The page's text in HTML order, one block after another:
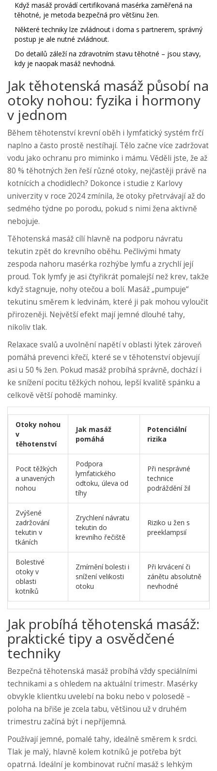
Když masáž provádí certifikovaná masérka zaměřená na
těhotné, je metoda bezpečná pro většinu žen.
Některé techniky lze zvládnout i doma s partnerem, správný
postup je ale nutné zvládnout.
Do detailů záleží na zdravotním stavu těhotné – jsou stavy,
kdy je naopak masáž nevhodná.
Jak těhotenská masáž působí na
otoky nohou: fyzika i hormony
v jednom
Během těhotenství krevní oběh i lymfatický systém frčí
naplno a často prostě nestíhají. Tělo začne více zadržovat
vodu jako ochranu pro miminko i mámu. Věděli jste, že až
80 % těhotných žen řeší různé otoky, nejčastěji právě na
kotnících a chodidlech? Dokonce i studie z Karlovy
univerzity v roce 2024 zmínila, že otoky přetrvávají až do
sedmého týdne po porodu, pokud s nimi žena aktivně
nebojuje.
Těhotenská masáž cílí hlavně na podporu návratu
tekutin zpět do krevního oběhu. Pečlivými hmaty
zespoda nahoru masérka rozhýbe lymfu a zrychlí její
proud. Tok lymfy je asi čtyřikrát pomalejší než krev, takže
když stagnuje, nohy otečou a bolí. Masáž „pumpuje“
tekutinu směrem k ledvinám, které ji pak mohou vyloučit
přirozeněji. Největší efekt mají jemné dlouhé tahy,
nikoliv tlak.
Relaxace svalů a uvolnění napětí v oblasti lýtek zároveň
pomáhá prevenci křečí, které se v těhotenství objevují
asi u 50 % žen. Pokud masáž probíhá správně, dochází i
ke snížení pocitu těžkých nohou, lepší kvalitě spánku a
celkově větší pohodě maminky.
Otoky nohou
v
těhotenství
Jak masáž
pomáhá
Potenciální
rizika
Pocit těžkých
a unavených
nohou
Podpora
lymfatického
odtoku, úleva od
tíhy
Při nesprávné
technice
podráždění žil
Zvýšené
zadržování
tekutin v
tkáních
Zrychlení návratu
tekutin do
krevního řečiště
Riziko u žen s
preeklampsií
Bolestivé
otoky v
oblasti
kotníků
Zmírnění bolesti i
snížení velikosti
otoku
Při krvácení či
zánětu absolutně
nevhodné
Jak probíhá těhotenská masáž:
praktické tipy a osvědčené
techniky
Bezpečná těhotenská masáž probíhá vždy speciálními
technikami a s ohledem na aktuální trimestr. Masérky
obvykle klientku uvelebí na boku nebo v polosedě –
poloha na břiše je zcela tabu, většinou už v druhém
trimestru začíná být i nepříjemná.
Používají jemné, pomalé tahy, ideálně směrem k srdci.
Tlak je malý, hlavně kolem kotníků je potřeba být
opatrná. Ideální je kombinovat ruční masáž s lehkým